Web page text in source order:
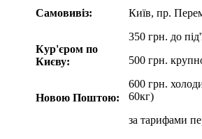
Самовивіз:
Кур'єром по
Києву:
Новою Поштою:
Київ, пр.
350 грн. до
500 грн.
600 грн.
60кг)
за тарифами